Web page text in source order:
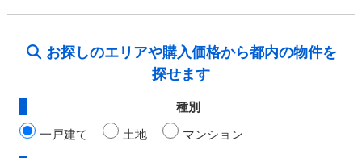
お探しのエリアや購入価格から都内の物件を
探せます
種別
一戸建て
土地 マンション